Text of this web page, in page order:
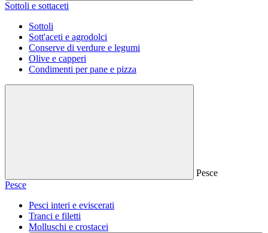
Sottoli e sottaceti
Sottoli
Sott'aceti e agrodolci
Conserve di verdure e legumi
Olive e capperi
Condimenti per pane e pizza
Pesce
Pesce
Pesci interi e eviscerati
Tranci e filetti
Molluschi e crostacei